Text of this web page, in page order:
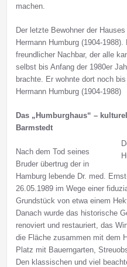
machen.
Der letzte Bewohner der
Hermann Humburg (1904-
freundlicher Nachbar, der alle
selbst bis Anfang der 1980er
brachte. Er wohnte dort noch bis
Hermann Humburg (1904-1988)
Das „Humburghaus“ –
Barmstedt
Nach dem Tod seines
Bruder übertrug der in
Hamburg lebende Dr. med.
26.05.1989 im Wege einer
Grundstück von etwa einem
Danach wurde das historische
renoviert und restauriert, das
die Fläche zusammen mit dem
Platz mit Bauerngarten,
Den klassischen und viel